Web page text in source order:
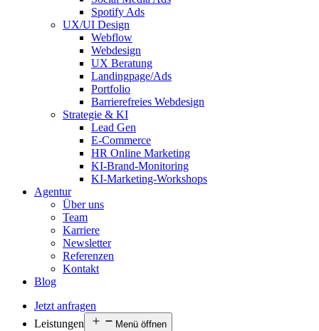
Spotify Ads
UX/UI Design
Webflow
Webdesign
UX Beratung
Landingpage/Ads
Portfolio
Barrierefreies Webdesign
Strategie & KI
Lead Gen
E-Commerce
HR Online Marketing
KI-Brand-Monitoring
KI-Marketing-Workshops
Agentur
Über uns
Team
Karriere
Newsletter
Referenzen
Kontakt
Blog
Jetzt anfragen
Leistungen
Menü öffnen